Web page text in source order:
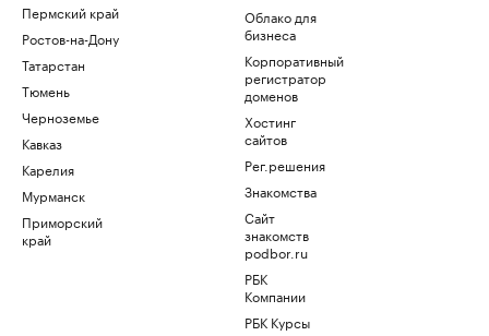
Пермский край
Ростов-на-Дону
Татарстан
Тюмень
Черноземье
Кавказ
Карелия
Мурманск
Приморский
край
Облако для
бизнеса
Корпоративный
регистратор
доменов
Хостинг
сайтов
Рег.решения
Знакомства
Сайт
знакомств
podbor.ru
РБК
Компании
РБК Курсы